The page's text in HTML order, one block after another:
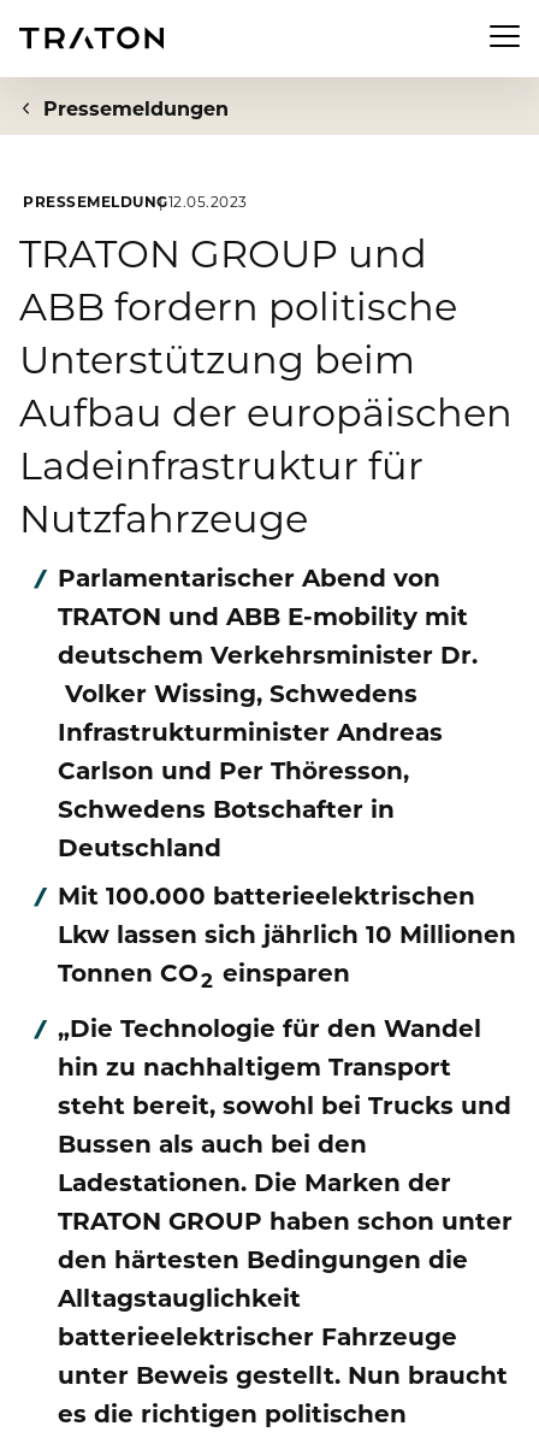
Zur Übersichtsseite: Unternehmen
Über uns
Strategie
Vorstand
Aufsichtsrat
Marken und Services
Anfahrt
Investor Relations
Zur Übersichtsseite: Investor Relations
Aktie
Finanznachrichten
Fremdkapital & Rating
Corporate Governance
Hauptversammlung
Finanztermine & Events
Kontakt & Service
Zur Übersichtsseite: Newsroom
Pressemeldungen
Mediathek
Kontakt
Stories
Nachhaltigkeit
Zur Übersichtsseite: Nachhaltigkeit
Compliance & Risiko
Zur Übersichtsseite: Compliance & Risiko
Compliance & Integrität
Risikomanagement
Hinweisgebersystem
Karriere
Zur Übersichtsseite: Karriere
Arbeiten bei uns
Professionals
Absolventen
Studenten
Datenschutzhinweise
EN
Pressemeldungen
PRESSEMELDUNG12.05.2023
TRATON GROUP und
ABB fordern politische
Unterstützung beim
Aufbau der europäischen
Ladeinfrastruktur für
Nutzfahrzeuge
Parlamentarischer Abend von
TRATON und ABB E-mobility mit
deutschem Verkehrsminister Dr.
Volker Wissing, Schwedens
Infrastrukturminister Andreas
Carlson und Per Thöresson,
Schwedens Botschafter in
Deutschland
Mit 100.000 batterieelektrischen
Lkw lassen sich jährlich 10 Millionen
Tonnen CO2 einsparen
„Die Technologie für den Wandel
hin zu nachhaltigem Transport
steht bereit, sowohl bei Trucks und
Bussen als auch bei den
Ladestationen. Die Marken der
TRATON GROUP haben schon unter
den härtesten Bedingungen die
Alltagstauglichkeit
batterieelektrischer Fahrzeuge
unter Beweis gestellt. Nun braucht
es die richtigen politischen